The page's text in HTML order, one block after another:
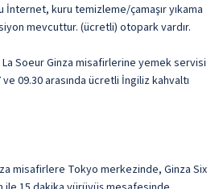
kuru temizleme/çamaşır yıkama
mevcuttur. (ücretli) otopark vardır.
Soeur Ginza misafirlerine yemek servisi
09.30 arasında ücretli İngiliz kahvaltı
misafirlere Tokyo merkezinde, Ginza Six